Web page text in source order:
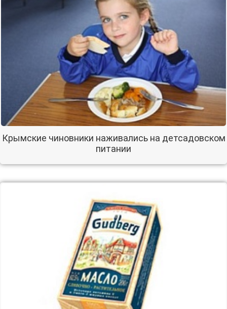
Крымские чиновники наживались на детсадовском
питании